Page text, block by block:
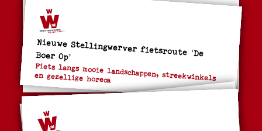
Nieuwe Stellingwerver fietsroute ‘De Boer Op’
Fiets langs mooie landschappen, streekwinkels
en gezellige horeca